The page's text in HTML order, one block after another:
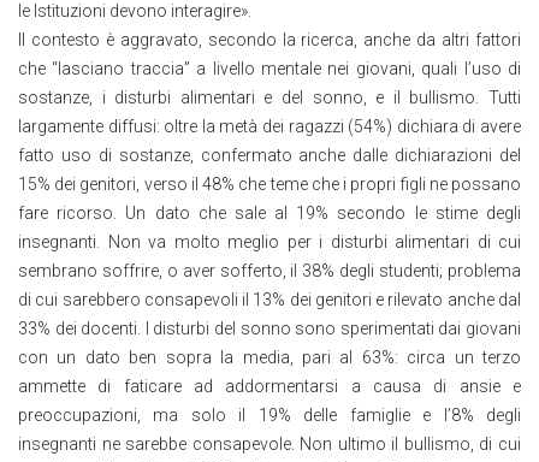
le Istituzioni devono interagire».
Il contesto è aggravato, secondo la ricerca, anche da altri fattori
che “lasciano traccia” a livello mentale nei giovani, quali l’uso di
sostanze, i disturbi alimentari e del sonno, e il bullismo. Tutti
largamente diffusi: oltre la metà dei ragazzi (54%) dichiara di avere
fatto uso di sostanze, confermato anche dalle dichiarazioni del
15% dei genitori, verso il 48% che teme che i propri figli ne possano
fare ricorso. Un dato che sale al 19% secondo le stime degli
insegnanti. Non va molto meglio per i disturbi alimentari di cui
sembrano soffrire, o aver sofferto, il 38% degli studenti; problema
di cui sarebbero consapevoli il 13% dei genitori e rilevato anche dal
33% dei docenti. I disturbi del sonno sono sperimentati dai giovani
con un dato ben sopra la media, pari al 63%: circa un terzo
ammette di faticare ad addormentarsi a causa di ansie e
preoccupazioni, ma solo il 19% delle famiglie e l’8% degli
insegnanti ne sarebbe consapevole. Non ultimo il bullismo, di cui